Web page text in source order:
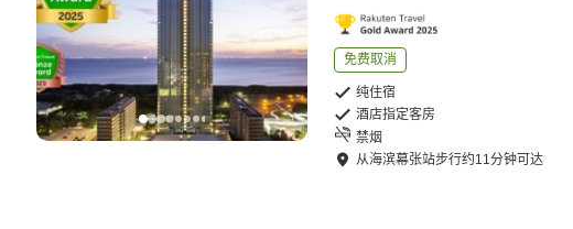
免费取消
纯住宿
酒店指定客房
禁烟
从海滨幕张站步行约11分钟可达